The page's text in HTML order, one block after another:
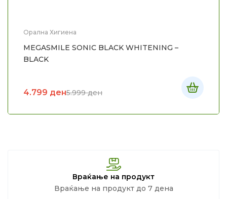
Орална Хигиена
MEGASMILE SONIC BLACK WHITENING –
BLACK
5.999ден
4.799 ден
Враќање на продукт
Враќање на продукт до 7 дена